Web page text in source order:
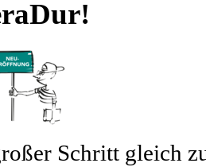
Schritt gleich